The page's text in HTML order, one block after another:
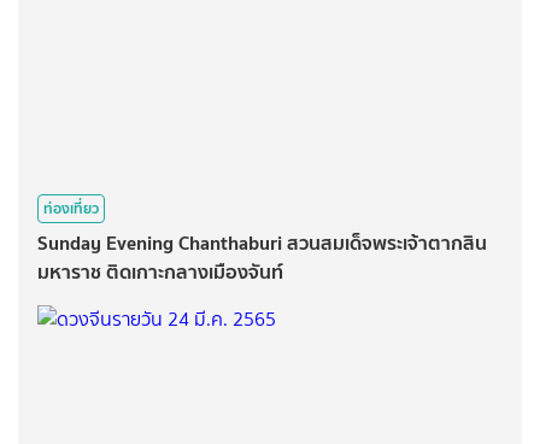
ท่องเที่ยว
Sunday Evening Chanthaburi สวนสมเด็จพระเจ้าตากสิน
มหาราช ติดเกาะกลางเมืองจันท์